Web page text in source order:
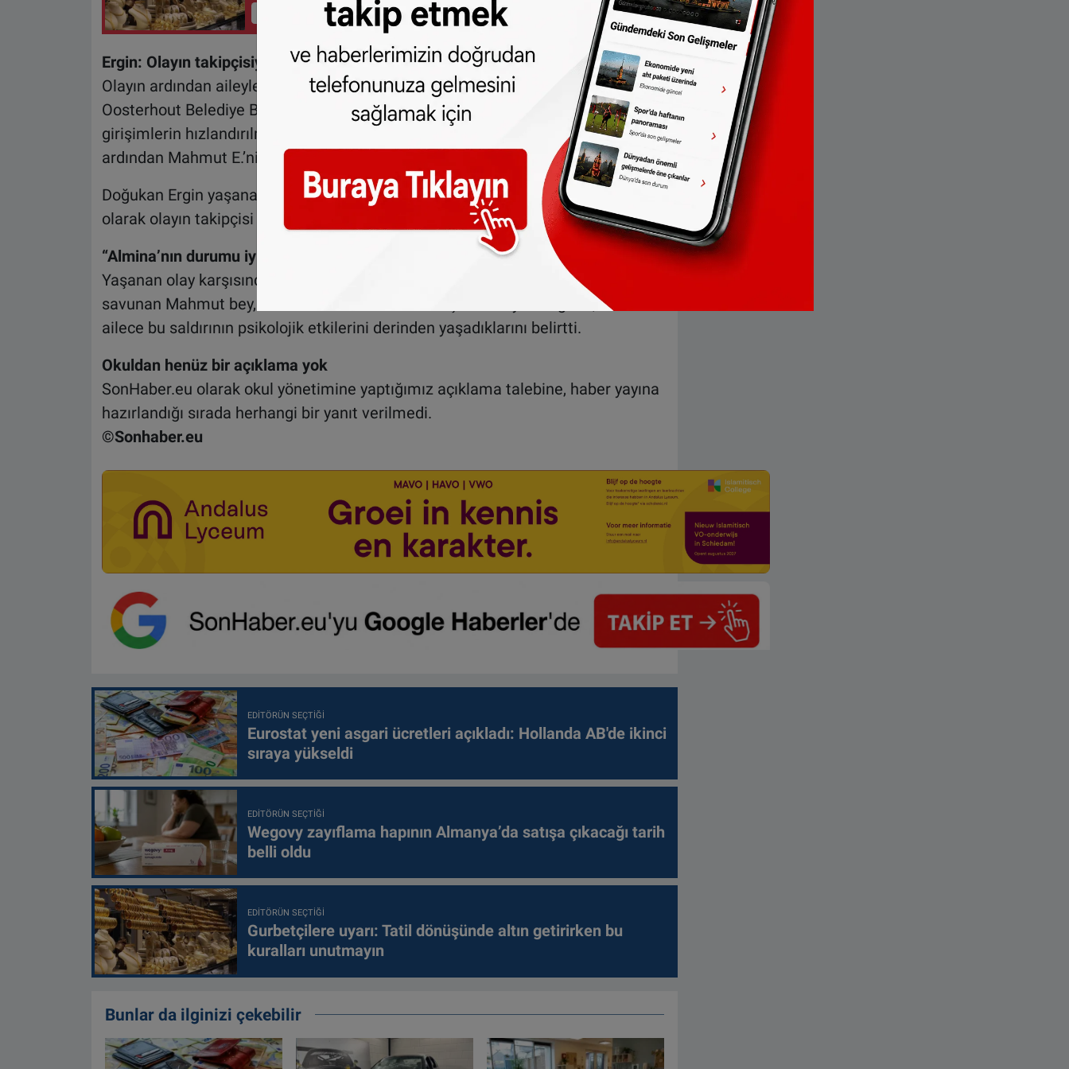
İçeriği Görüntüle
Ergin: Olayın takipçisiyiz
Olayın ardından aileyle iletişime geçen DENK Partisi Milletvekili Doğukan Ergin,
Oosterhout Belediye Başkanı ve okul yönetimiyle irtibata geçerek gerekli
girişimlerin hızlandırılmasını sağladı. Ergin yaptığı paylaşımda bu girişimlerin
ardından Mahmut E.’nin bugün suç duyurusunda bulunabildiğini ifade etti.
Doğukan Ergin yaşananlardan dolayı büyük üzüntü duyduğunu ve DENK Partisi
olarak olayın takipçisi olacaklarını dile getirdi.
“Almina’nın durumu iyi ama psikolojisi bozuldu
Yaşanan olay karşısında gerek okulun gerekse polisin ilgisiz davrandığını
savunan Mahmut bey, kızının fiziksel durumunun şu anda iyi olduğunu, ancak
ailece bu saldırının psikolojik etkilerini derinden yaşadıklarını belirtti.
Okuldan henüz bir açıklama yok
SonHaber.eu olarak okul yönetimine yaptığımız açıklama talebine, haber yayına
hazırlandığı sırada herhangi bir yanıt verilmedi.
©Sonhaber.eu
EDITÖRÜN SEÇTIĞI
Eurostat yeni asgari ücretleri açıkladı: Hollanda AB'de ikinci
sıraya yükseldi
EDITÖRÜN SEÇTIĞI
Wegovy zayıflama hapının Almanya’da satışa çıkacağı tarih
belli oldu
EDITÖRÜN SEÇTIĞI
Gurbetçilere uyarı: Tatil dönüşünde altın getirirken bu
kuralları unutmayın
Bunlar da ilginizi çekebilir